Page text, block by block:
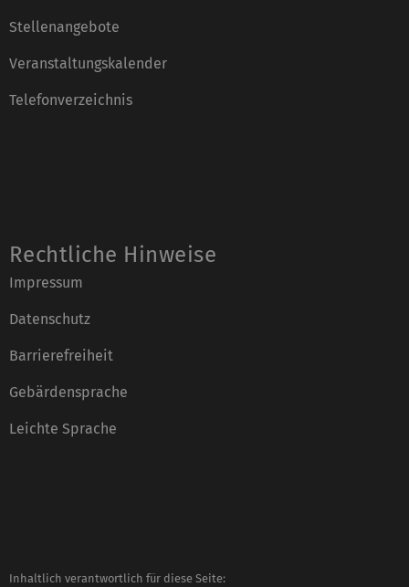
Stellenangebote
Veranstaltungskalender
Telefonverzeichnis
Rechtliche Hinweise
Impressum
Datenschutz
Barrierefreiheit
Gebärdensprache
Leichte Sprache
Inhaltlich verantwortlich für diese Seite: